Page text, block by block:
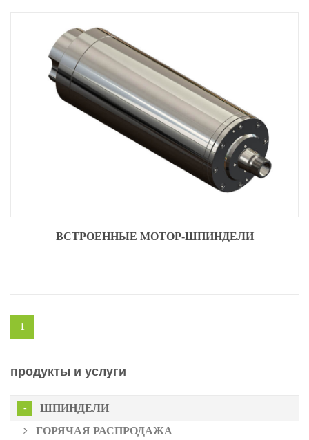
ВСТРОЕННЫЕ МОТОР-ШПИНДЕЛИ
1
продукты и услуги
ШПИНДЕЛИ
ГОРЯЧАЯ РАСПРОДАЖА